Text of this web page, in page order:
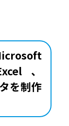
、
を制作